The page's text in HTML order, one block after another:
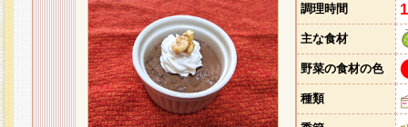
調理時間
主な食材
野菜の食材の色
種類